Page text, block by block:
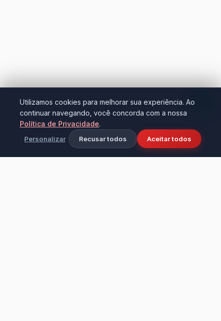
Utilizamos cookies para melhorar sua experiência. Ao
continuar navegando, você concorda com a nossa
Política de Privacidade.
Personalizar Recusar todos Aceitar todos